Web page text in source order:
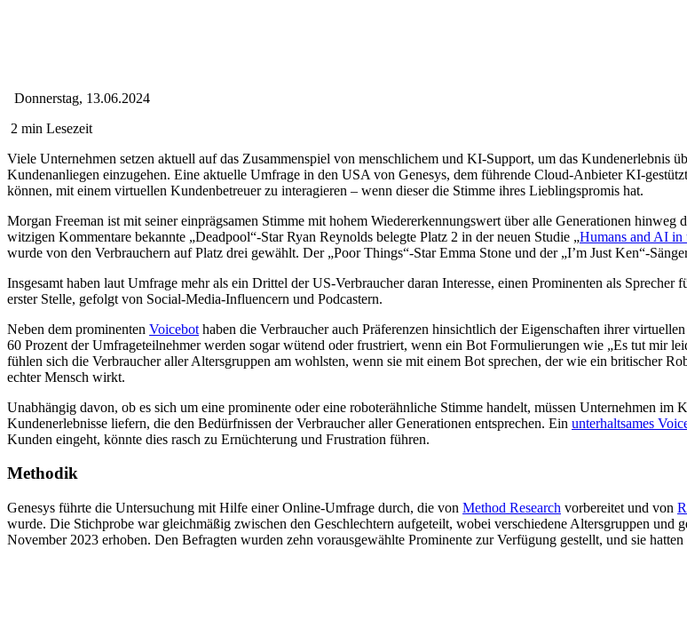
Donnerstag, 13.06.2024
2 min Lesezeit
Viele Unternehmen setzen aktuell auf das Zusammenspiel von menschlichem und KI-Support, um das Kundenerlebnis
Kundenanliegen einzugehen. Eine aktuelle Umfrage in den USA von Genesys, dem führende Cloud-Anbieter KI-
können, mit einem virtuellen Kundenbetreuer zu interagieren – wenn dieser die Stimme ihres Lieblingspromis hat.
Morgan Freeman ist mit seiner einprägsamen Stimme mit hohem Wiedererkennungswert über alle Generationen
witzigen Kommentare bekannte „Deadpool“-Star Ryan Reynolds belegte Platz 2 in der neuen Studie „Humans and AI in
wurde von den Verbrauchern auf Platz drei gewählt. Der „Poor Things“-Star Emma Stone und der „I’m Just Ken“-
Insgesamt haben laut Umfrage mehr als ein Drittel der US-Verbraucher daran Interesse, einen Prominenten als
erster Stelle, gefolgt von Social-Media-Influencern und Podcastern.
Neben dem prominenten Voicebot haben die Verbraucher auch Präferenzen hinsichtlich der Eigenschaften ihrer
60 Prozent der Umfrageteilnehmer werden sogar wütend oder frustriert, wenn ein Bot Formulierungen wie „Es tut mir
fühlen sich die Verbraucher aller Altersgruppen am wohlsten, wenn sie mit einem Bot sprechen, der wie ein britischer
echter Mensch wirkt.
Unabhängig davon, ob es sich um eine prominente oder eine roboterähnliche Stimme handelt, müssen Unternehmen im
Kundenerlebnisse liefern, die den Bedürfnissen der Verbraucher aller Generationen entsprechen. Ein unterhaltsames
Kunden eingeht, könnte dies rasch zu Ernüchterung und Frustration führen.
Methodik
Genesys führte die Untersuchung mit Hilfe einer Online-Umfrage durch, die von Method Research vorbereitet und von
wurde. Die Stichprobe war gleichmäßig zwischen den Geschlechtern aufgeteilt, wobei verschiedene Altersgruppen
November 2023 erhoben. Den Befragten wurden zehn vorausgewählte Prominente zur Verfügung gestellt, und sie